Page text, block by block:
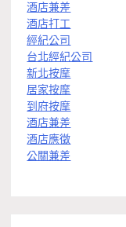
酒店兼差
酒店打工
經紀公司
台北經紀公司
新北按摩
居家按摩
到府按摩
酒店兼差
酒店應徵
公關兼差